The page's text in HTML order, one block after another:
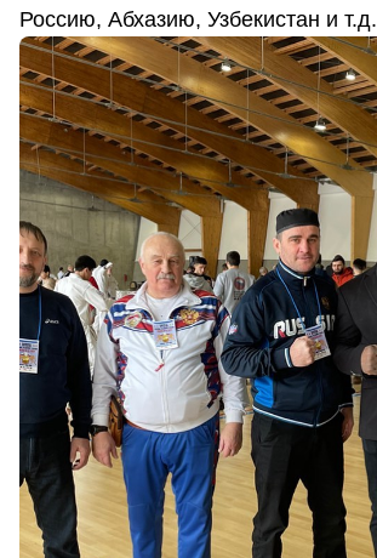
Россию, Абхазию, Узбекистан и т.д.